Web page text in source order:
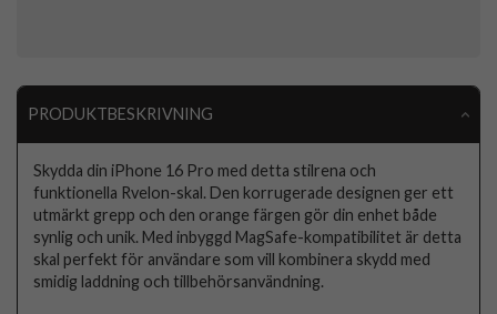
PRODUKTBESKRIVNING
Skydda din iPhone 16 Pro med detta stilrena och
funktionella Rvelon-skal. Den korrugerade designen ger ett
utmärkt grepp och den orange färgen gör din enhet både
synlig och unik. Med inbyggd MagSafe-kompatibilitet är detta
skal perfekt för användare som vill kombinera skydd med
smidig laddning och tillbehörsanvändning.